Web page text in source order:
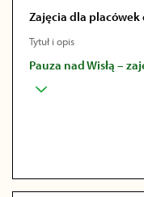
Zajęcia dla
Tytuł i opis
Pauza nad Wisłą –